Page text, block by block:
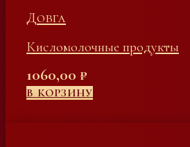
Довга
Кисломолочные продукты
1060,00 ₽
В КОРЗИНУ